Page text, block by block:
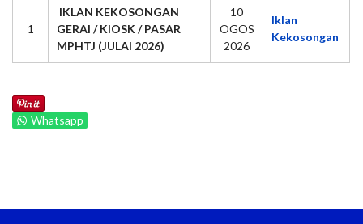
1
IKLAN KEKOSONGAN
GERAI / KIOSK / PASAR
MPHTJ (JULAI 2026)
10
OGOS
2026
Iklan
Kekosongan
Whatsapp